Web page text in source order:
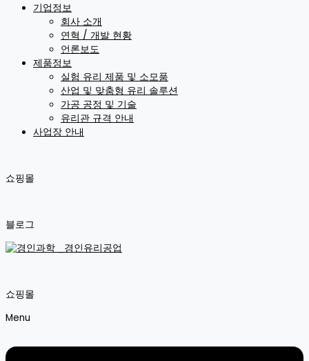
기업정보
회사 소개
연혁 / 개발 현황
언론보도
제품정보
실험 유리 제품 및 소모품
산업 및 맞춤형 유리 솔루션
가공 공정 및 기술
유리관 규격 안내
사업장 안내
쇼핑몰
블로그
쇼핑몰
Menu